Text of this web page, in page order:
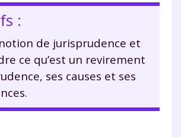
:
de jurisprudence et
ce qu’est un revirement
ses causes et ses